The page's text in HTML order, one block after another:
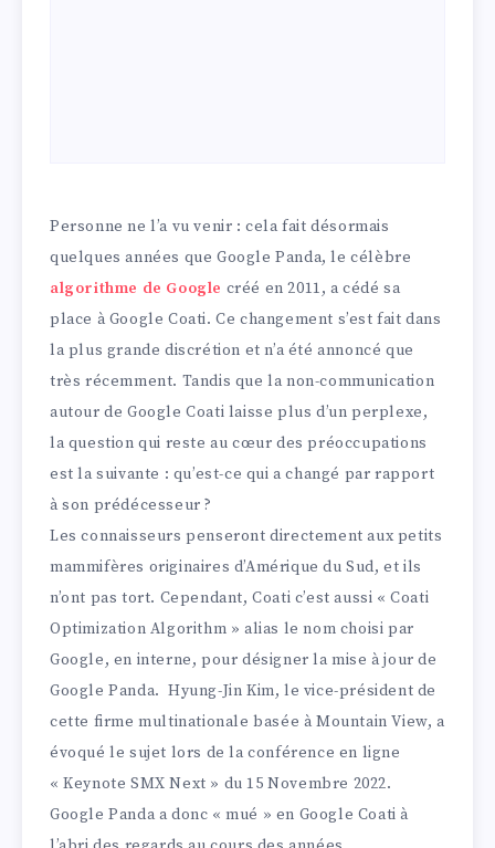
Personne ne l’a vu venir : cela fait désormais
quelques années que Google Panda, le célèbre
algorithme de Google créé en 2011, a cédé sa
place à Google Coati. Ce changement s’est fait dans
la plus grande discrétion et n’a été annoncé que
très récemment. Tandis que la non-communication
autour de Google Coati laisse plus d’un perplexe,
la question qui reste au cœur des préoccupations
est la suivante : qu’est-ce qui a changé par rapport
à son prédécesseur ?
Les connaisseurs penseront directement aux petits
mammifères originaires d’Amérique du Sud, et ils
n’ont pas tort. Cependant, Coati c’est aussi « Coati
Optimization Algorithm » alias le nom choisi par
Google, en interne, pour désigner la mise à jour de
Google Panda. Hyung-Jin Kim, le vice-président de
cette firme multinationale basée à Mountain View, a
évoqué le sujet lors de la conférence en ligne
« Keynote SMX Next » du 15 Novembre 2022.
Google Panda a donc « mué » en Google Coati à